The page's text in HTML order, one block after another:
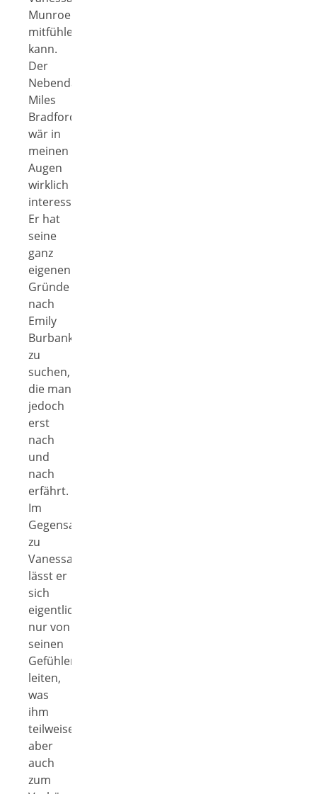
Munroe
mitfühlen
kann.
Der
Nebendarsteller
Miles
Bradford
wär in
meinen
Augen
wirklich
interessant.
Er hat
seine
ganz
eigenen
Gründe
nach
Emily
Burbank
zu
suchen,
die man
jedoch
erst
nach
und
nach
erfährt.
Im
Gegensatz
zu
Vanessa
lässt er
sich
eigentlich
nur von
seinen
Gefühlen
leiten,
was
ihm
teilweise
aber
auch
zum